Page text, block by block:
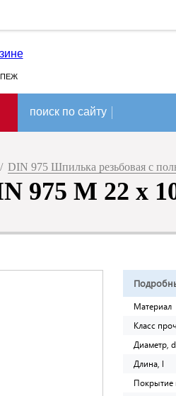
поиск по сайту
/ DIN 975 Шпилька резьбовая с
975 М 22 х
Материал
Класс
Диаметр, d
Длина, l
Покрытие